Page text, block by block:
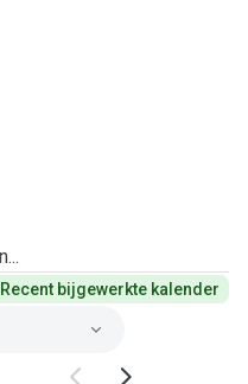
Recent bijgewerkte kalender